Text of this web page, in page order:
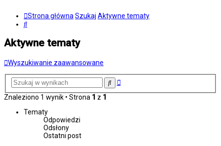
Strona główna Szukaj Aktywne tematy
Szukaj
Aktywne tematy
Wyszukiwanie zaawansowane
SzukajWyszukiwanie
Znaleziono 1 wynik • Strona 1 z 1
Tematy
Odpowiedzi
Odsłony
Ostatni post